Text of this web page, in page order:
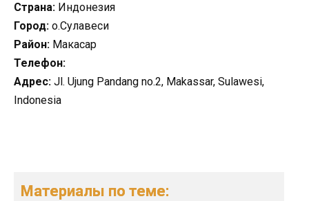
Страна: Индонезия
Город: о.Сулавеси
Район: Макасар
Телефон:
Адрес: Jl. Ujung Pandang no.2, Makassar, Sulawesi,
Indonesia
Материалы по теме: